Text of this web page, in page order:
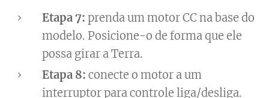
Etapa 7: prenda um motor CC na base do
modelo. Posicione-o de forma que ele
possa girar a Terra.
Etapa 8: conecte o motor a um
interruptor para controle liga/desliga.